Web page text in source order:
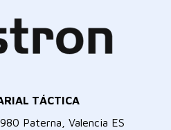
TÁCTICA
Paterna, Valencia ES